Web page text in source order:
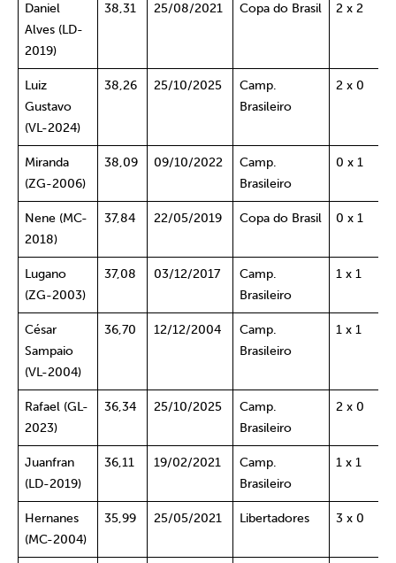
Daniel
Alves (LD-
2019)
38,31 25/08/2021 Copa do Brasil 2 x 2
Luiz
Gustavo
(VL-2024)
38,26 25/10/2025
Camp.
Brasileiro
2 x 0
Miranda
(ZG-2006)
38,09 09/10/2022
Camp.
Brasileiro
0 x 1
Nene (MC-
2018)
37,84 22/05/2019 Copa do Brasil 0 x 1
Lugano
(ZG-2003)
37,08 03/12/2017
Camp.
Brasileiro
1 x 1
César
Sampaio
(VL-2004)
36,70 12/12/2004
Camp.
Brasileiro
1 x 1
Rafael (GL-
2023)
36,34 25/10/2025
Camp.
Brasileiro
2 x 0
Juanfran
(LD-2019)
36,11 19/02/2021
Camp.
Brasileiro
1 x 1
Hernanes
(MC-2004)
35,99 25/05/2021 Libertadores 3 x 0